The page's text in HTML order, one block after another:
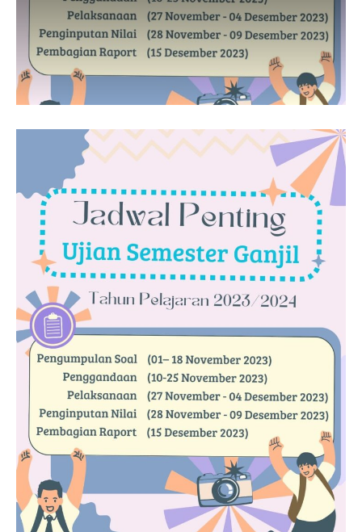
Guru Belajar
Guru Berbagi
Info Gtk